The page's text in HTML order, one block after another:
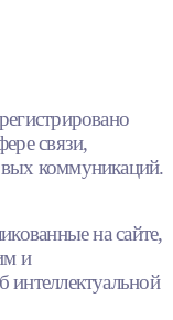
связи,
коммуникаций.
на сайте,
и